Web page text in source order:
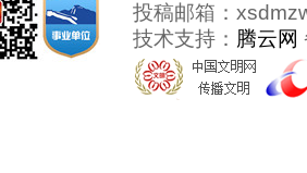
投稿邮箱：
技术支持： 腾云网